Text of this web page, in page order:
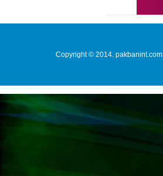
Copyright © 2014. pakbanint.com